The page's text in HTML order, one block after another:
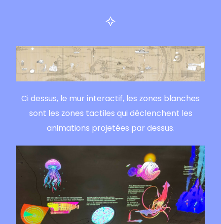
Ci dessus, le mur interactif, les zones blanches
sont les zones tactiles qui déclenchent les
animations projetées par dessus.